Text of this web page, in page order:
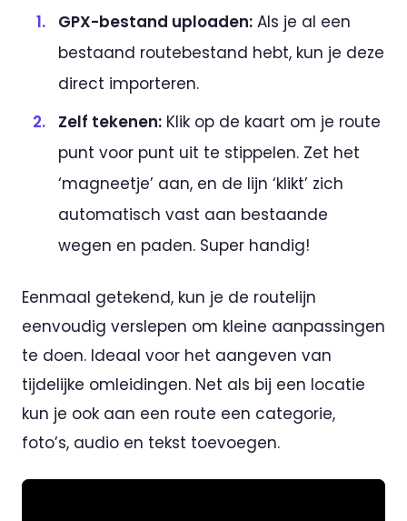
GPX-bestand uploaden: Als je al een
bestaand routebestand hebt, kun je deze
direct importeren.
Zelf tekenen: Klik op de kaart om je route
punt voor punt uit te stippelen. Zet het
‘magneetje’ aan, en de lijn ‘klikt’ zich
automatisch vast aan bestaande
wegen en paden. Super handig!
Eenmaal getekend, kun je de routelijn
eenvoudig verslepen om kleine aanpassingen
te doen. Ideaal voor het aangeven van
tijdelijke omleidingen. Net als bij een locatie
kun je ook aan een route een categorie,
foto’s, audio en tekst toevoegen.